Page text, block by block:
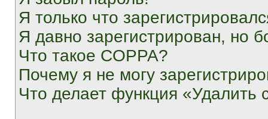
Я только что
Я давно зарегистрирован, но
Что такое COPPA?
Почему я не могу
Что делает функция «Удалить